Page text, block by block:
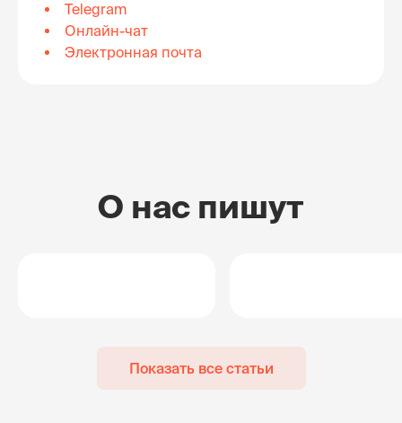
Telegram
Онлайн-чат
Электронная почта
О нас пишут
Показать все статьи